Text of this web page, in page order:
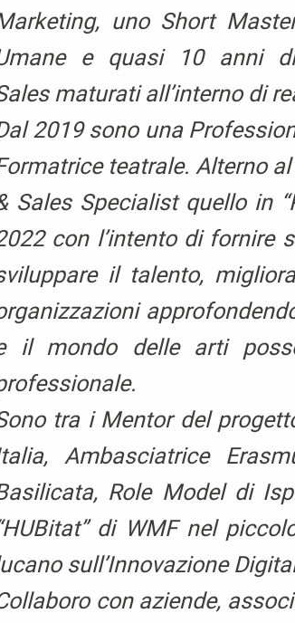
uno Short
e quasi 10 anni
maturati all’interno di
2019 sono una
teatrale. Alterno
Sales Specialist quello in
con l’intento di fornire
il talento,
il mondo delle arti
tra i Mentor del
Ambasciatrice
Role Model di
di WMF nel
sull’Innovazione
con aziende,